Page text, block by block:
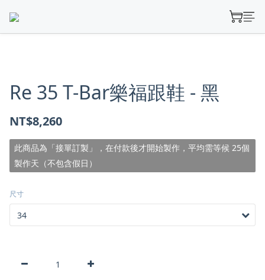
Re 35 T-Bar樂福跟鞋 - 黑
NT$8,260
此商品為「接單訂製」，在付款後才開始製作，平均需等候 25個
製作天（不包含假日）
尺寸